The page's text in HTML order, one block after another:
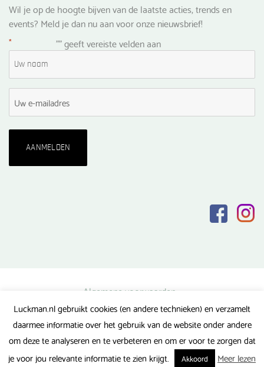
Wil je op de hoogte bijven van de laatste acties, trends en
events? Meld je dan nu aan voor onze nieuwsbrief!
"
* " geeft vereiste velden aan
Algemene voorwaarden
Privacy verklaring
Veel gestelde vragen
Luckman.nl gebruikt cookies (en andere technieken) en verzamelt
daarmee informatie over het gebruik van de website onder andere
om deze te analyseren en te verbeteren en om er voor te zorgen dat
je voor jou relevante informatie te zien krijgt.
Akkoord Meer lezen